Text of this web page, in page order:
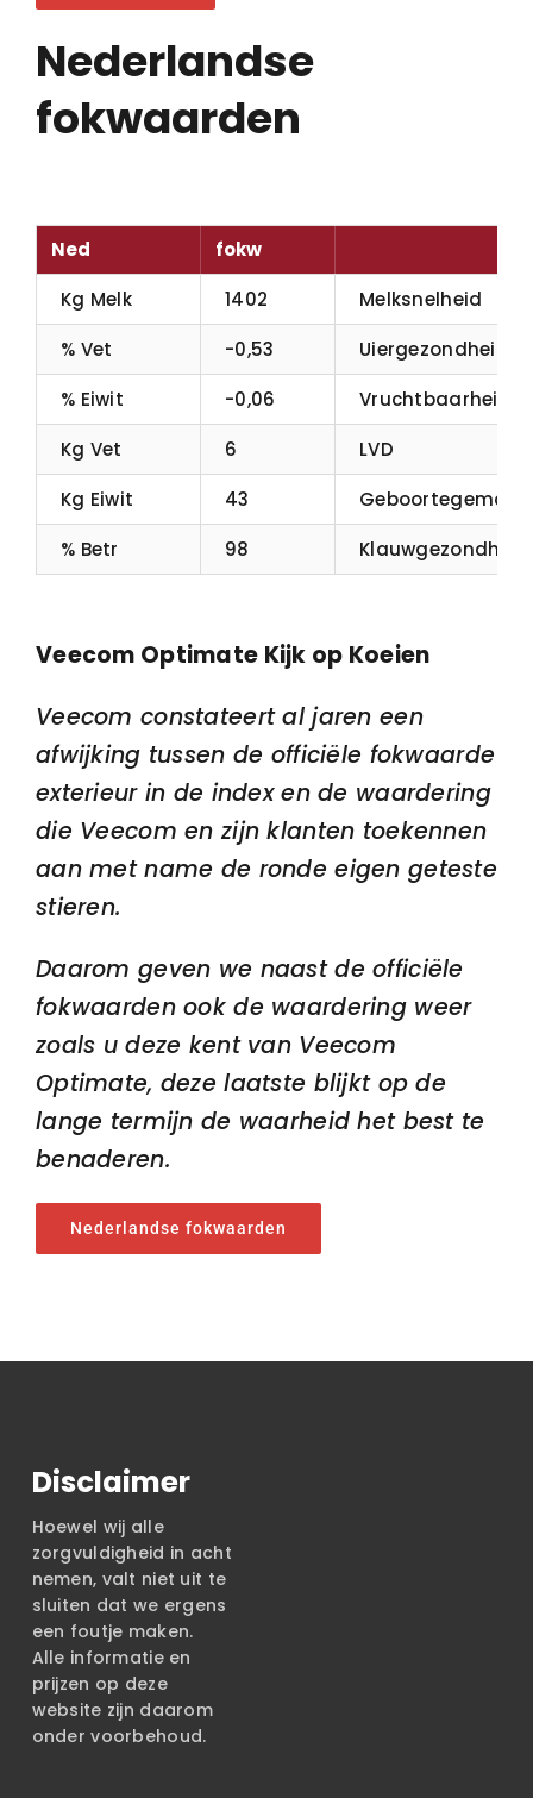
Nederlandse
fokwaarden
Ned
fokw
Kg Melk
1402
Melksnelheid
% Vet
-0,53
Uiergezondheid
% Eiwit
-0,06
Vruchtbaarheid
Kg Vet
6
LVD
Kg Eiwit
43
Geboortegemak
% Betr
98 Klauwgezondheid
Veecom Optimate Kijk op Koeien
Veecom constateert al jaren een
afwijking tussen de officiële fokwaarde
exterieur in de index en de waardering
die Veecom en zijn klanten toekennen
aan met name de ronde eigen geteste
stieren.
Daarom geven we naast de officiële
fokwaarden ook de waardering weer
zoals u deze kent van Veecom
Optimate, deze laatste blijkt op de
lange termijn de waarheid het best te
benaderen.
Nederlandse fokwaarden
Disclaimer
Hoewel wij alle
zorgvuldigheid in acht
nemen, valt niet uit te
sluiten dat we ergens
een foutje maken.
Alle informatie en
prijzen op deze
website zijn daarom
onder voorbehoud.